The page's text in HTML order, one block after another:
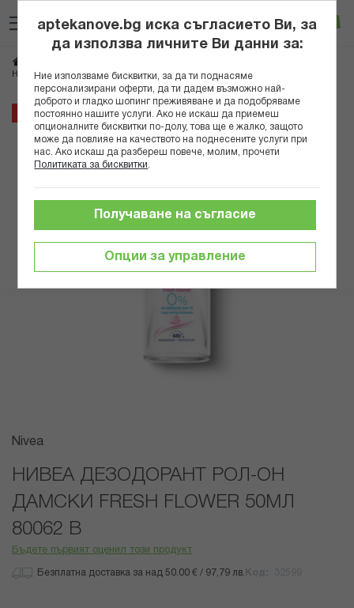
към
съдържанието
Вход
НИВЕА ДЕЗОДОРАНТ РОЛ-ОН ДАМСКИ FRESH FLOWER 50МЛ 80062 В
36%
Преминете
края
Преминете
началото
галерия
със
снимки
Nivea
НИВЕА ДЕЗОДОРАНТ РОЛ-ОН
ДАМСКИ FRESH FLOWER 50МЛ
80062 В
Бъдете първият оценил този продукт
Безплатна доставка за над 50.00 € / 97,79 лв.
aptekanove.bg иска съгласието Ви, за
да използва личните Ви данни за:
Ние използваме бисквитки, за да ти поднасяме
персонализирани оферти, да ти дадем възможно най-
доброто и гладко шопинг преживяване и да подобряваме
постоянно нашите услуги. Ако не искаш да приемеш
опционалните бисквитки по-долу, това ще е жалко, защото
може да повлияе на качеството на поднесените услуги при
нас. Ако искаш да разбереш повече, молим, прочети
Политиката за бисквитки
Опции за управление
Получаване на съгласие